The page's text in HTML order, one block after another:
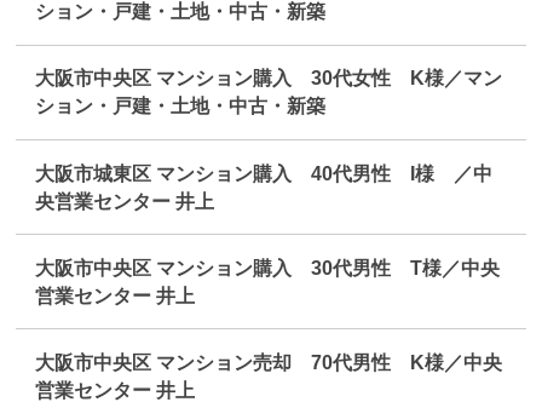
ション・戸建・土地・中古・新築
大阪市中央区 マンション購入 30代女性 K様／マン
ション・戸建・土地・中古・新築
大阪市城東区 マンション購入 40代男性 I様 ／中
央営業センター 井上
大阪市中央区 マンション購入 30代男性 T様／中央
営業センター 井上
大阪市中央区 マンション売却 70代男性 K様／中央
営業センター 井上